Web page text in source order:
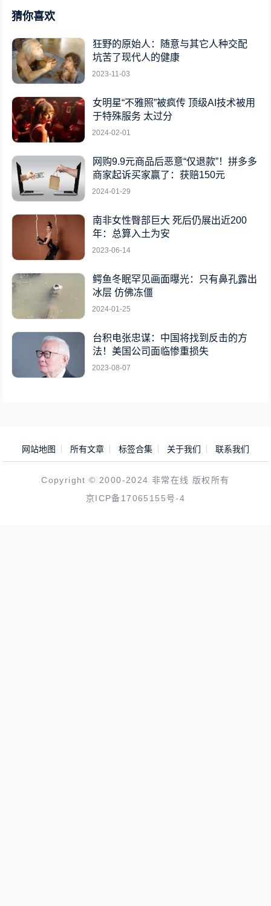
猜你喜欢
狂野的原始人：随意与其它人种交配
坑苦了现代人的健康
2023-11-03
女明星“不雅照”被疯传 顶级AI技术被用
于特殊服务 太过分
2024-02-01
网购9.9元商品后恶意“仅退款”！拼多多
商家起诉买家赢了：获赔150元
2024-01-29
南非女性臀部巨大 死后仍展出近200
年：总算入土为安
2023-06-14
鳄鱼冬眠罕见画面曝光：只有鼻孔露出
冰层 仿佛冻僵
2024-01-25
台积电张忠谋：中国将找到反击的方
法！美国公司面临惨重损失
2023-08-07
网站地图 所有文章 标签合集 关于我们 联系我们
Copyright © 2000-2024 非常在线 版权所有
京ICP备17065155号-4